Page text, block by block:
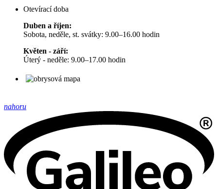
Otevírací doba
Duben a říjen:
Sobota, neděle, st. svátky: 9.00–16.00 hodin
Květen - září:
Úterý - neděle: 9.00–17.00 hodin
nahoru